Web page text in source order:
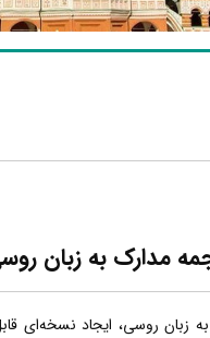
مدارک به زبان
زبان روسی، ایجاد نسخه‌ای